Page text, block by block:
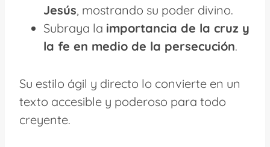
Jesús, mostrando su poder divino.
Subraya la importancia de la cruz y
la fe en medio de la persecución.
Su estilo ágil y directo lo convierte en un
texto accesible y poderoso para todo
creyente.